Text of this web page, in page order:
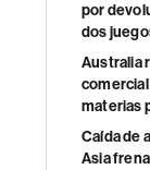
por
dos
Australia
materias
Caída de
Asia